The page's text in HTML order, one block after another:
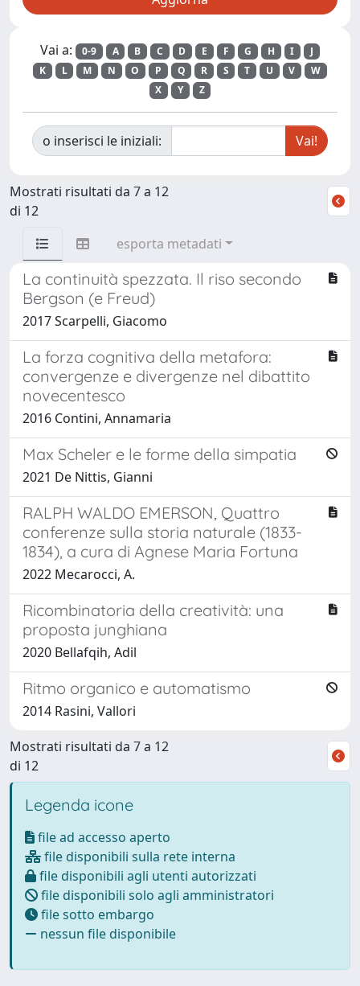
Vai a: 0-9 A B C D E F G H I
J
K
L M N O P Q R S T U V
W
X
Y Z
o inserisci le iniziali:
Mostrati risultati da 7 a 12
di 12
esporta metadati
La continuità spezzata. Il riso secondo
Bergson (e Freud)
2017 Scarpelli, Giacomo
La forza cognitiva della metafora:
convergenze e divergenze nel dibattito
novecentesco
2016 Contini, Annamaria
Max Scheler e le forme della simpatia
2021 De Nittis, Gianni
RALPH WALDO EMERSON, Quattro
conferenze sulla storia naturale (1833-
1834), a cura di Agnese Maria Fortuna
2022 Mecarocci, A.
Ricombinatoria della creatività: una
proposta junghiana
2020 Bellafqih, Adil
Ritmo organico e automatismo
2014 Rasini, Vallori
Mostrati risultati da 7 a 12
di 12
Legenda icone
file ad accesso aperto
file disponibili sulla rete interna
file disponibili agli utenti autorizzati
file disponibili solo agli amministratori
file sotto embargo
nessun file disponibile